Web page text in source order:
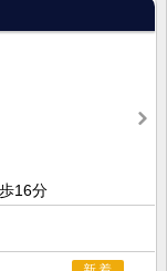
16分